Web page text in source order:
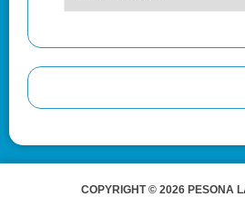
COPYRIGHT © 2026 PESONA